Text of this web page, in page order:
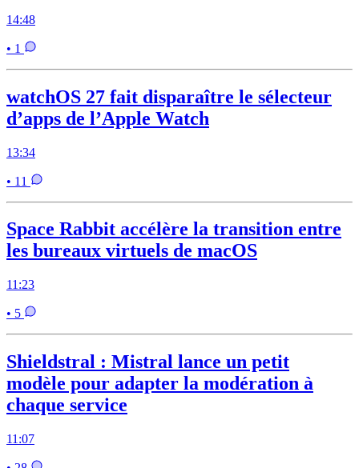
14:48
• 1
watchOS 27 fait disparaître le sélecteur
d’apps de l’Apple Watch
13:34
• 11
Space Rabbit accélère la transition entre
les bureaux virtuels de macOS
11:23
• 5
Shieldstral : Mistral lance un petit
modèle pour adapter la modération à
chaque service
11:07